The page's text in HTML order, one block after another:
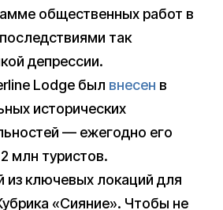
общественных работ в
так
депрессии.
Lodge был внесен в
исторических
— ежегодно его
млн туристов.
из ключевых локаций для
«Сияние». Чтобы не